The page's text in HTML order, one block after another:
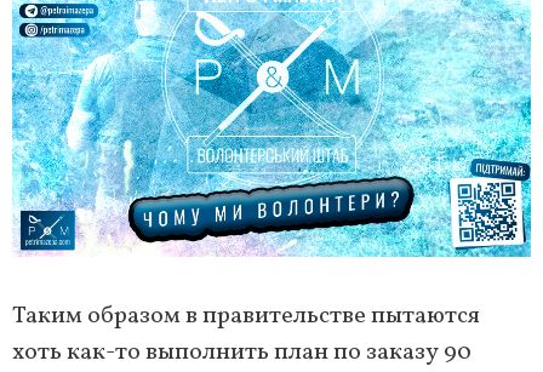
Таким образом в правительстве пытаются
хоть как-то выполнить план по заказу 90